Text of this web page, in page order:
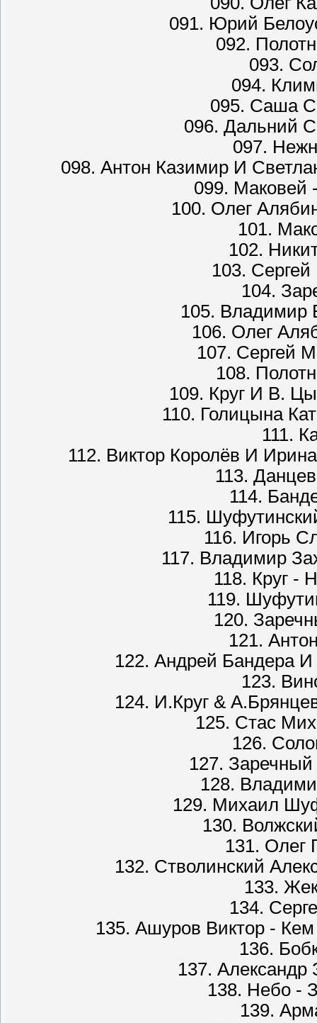
091. Юрий
092.
093.
094.
095. Саша
096. Дальний
097.
098. Антон Казимир И
099. Маковей
100. Олег
101.
102.
103.
104.
105. Владимир
106. Олег
107. Сергей
108.
109. Круг И В.
110. Голицына
111.
112. Виктор Королёв И
113.
114.
115.
116. Игорь
117. Владимир
118. Круг -
119.
120.
121.
122. Андрей Бандера
123.
124. И.Круг &
125. Стас
126.
127.
128.
129. Михаил
130.
131. Олег
132. Стволинский
133.
134.
135. Ашуров Виктор -
136.
137. Александр
138. Небо -
139.